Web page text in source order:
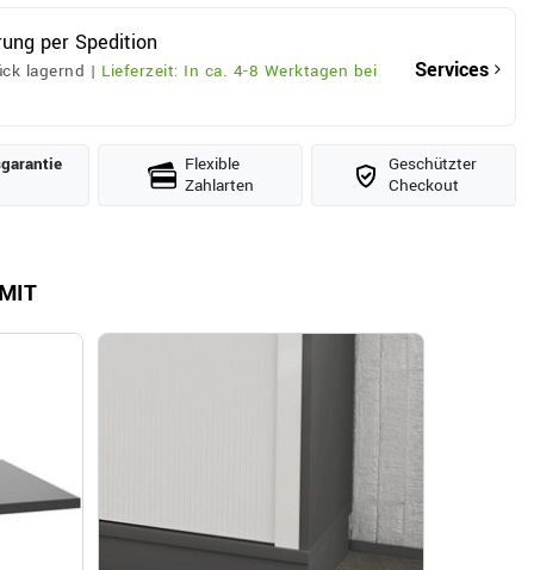
per Spedition
lagernd | Lieferzeit: In ca. 4-8 Werktagen bei
Services
Flexible
Zahlarten
Geschützter
Checkout